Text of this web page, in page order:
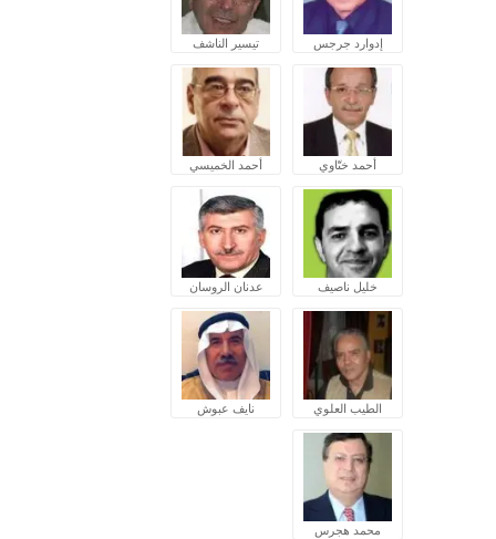
إدوارد جرجس تيسير الناشف
أحمد ختّاوي أحمد الخميسي
خليل ناصيف عدنان الروسان
الطيب العلوي نايف عبوش
محمد هجرس